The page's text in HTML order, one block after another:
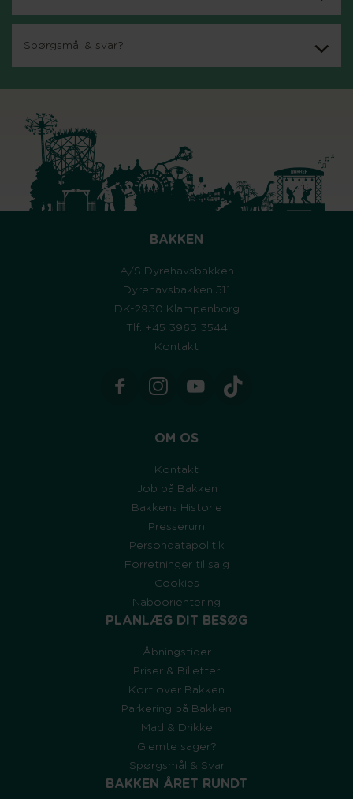
Spørgsmål & svar?
BAKKEN
A/S Dyrehavsbakken
Dyrehavsbakken 51.1
DK-2930 Klampenborg
Tlf. +45 3963 3544
Kontakt
OM OS
Kontakt
Job på Bakken
Bakkens Historie
Presserum
Persondatapolitik
Forretninger til salg
Cookies
Naboorientering
PLANLÆG DIT BESØG
Åbningstider
Priser & Billetter
Kort over Bakken
Parkering på Bakken
Mad & Drikke
Glemte sager?
Spørgsmål & Svar
BAKKEN ÅRET RUNDT